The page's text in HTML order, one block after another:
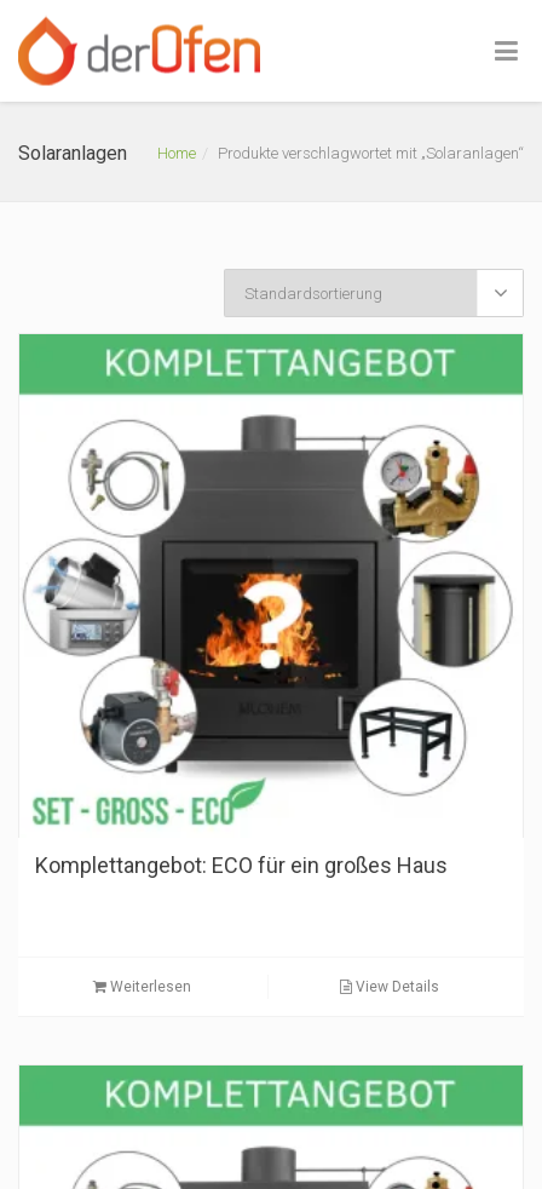
Solaranlagen Home Produkte verschlagwortet mit „Solaranlagen“

Komplettangebot: ECO für ein großes Haus
Weiterlesen View Details